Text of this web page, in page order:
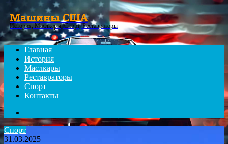
Menu
Машины США
История, Маслкары, Спорт, Реставраторы
Главная
История
Маслкары
Реставраторы
Спорт
Контакты
for
Спорт
31.03.2025